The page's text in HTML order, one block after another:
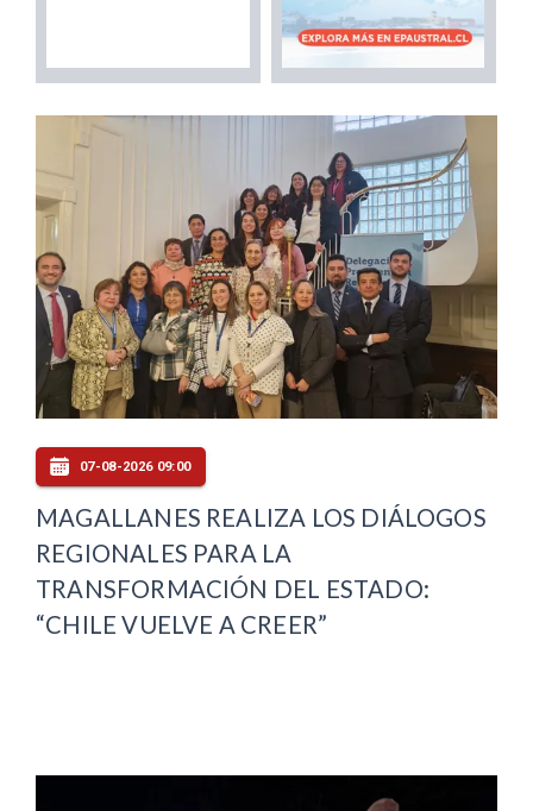
07-08-2026 09:00
MAGALLANES REALIZA LOS DIÁLOGOS
REGIONALES PARA LA
TRANSFORMACIÓN DEL ESTADO:
“CHILE VUELVE A CREER”